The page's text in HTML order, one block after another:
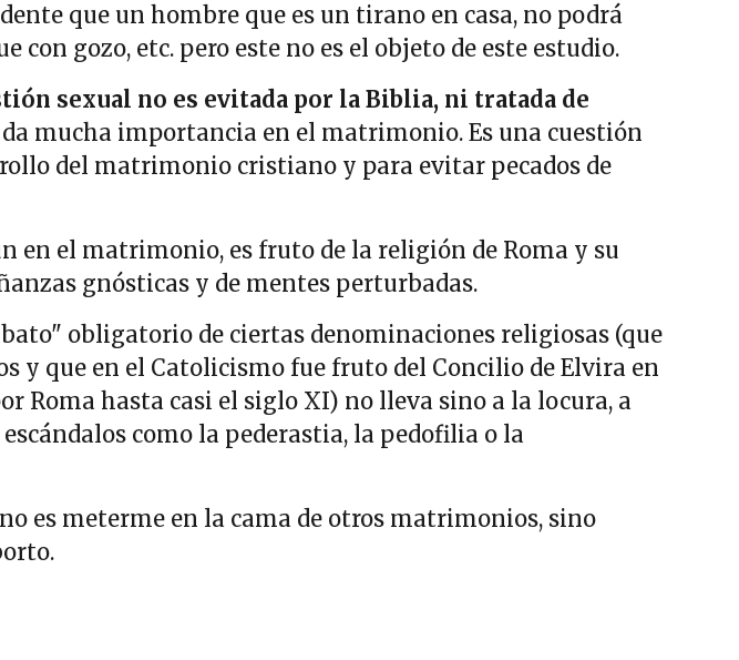
que un hombre que es un tirano en casa, no podrá
con gozo, etc. pero este no es el objeto de este estudio.
sexual no es evitada por la Biblia, ni tratada de
mucha importancia en el matrimonio. Es una cuestión
del matrimonio cristiano y para evitar pecados de
en el matrimonio, es fruto de la religión de Roma y su
gnósticas y de mentes perturbadas.
obligatorio de ciertas denominaciones religiosas (que
y que en el Catolicismo fue fruto del Concilio de Elvira en
Roma hasta casi el siglo XI) no lleva sino a la locura, a
como la pederastia, la pedofilia o la
es meterme en la cama de otros matrimonios, sino